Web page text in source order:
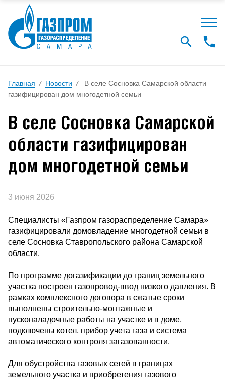
Главная / Новости /
В селе Сосновка Самарской области
газифицирован дом многодетной семьи
В селе Сосновка Самарской
области газифицирован
дом многодетной семьи
3 июня 2026
Специалисты «Газпром газораспределение Самара»
газифицировали домовладение многодетной семьи в
селе Сосновка Ставропольского района Самарской
области.
По программе догазификации до границ земельного
участка построен газопровод-ввод низкого давления. В
рамках комплексного договора в сжатые сроки
выполнены строительно-монтажные и
пусконаладочные работы на участке и в доме,
подключены котел, прибор учета газа и система
автоматического контроля загазованности.
Для обустройства газовых сетей в границах
земельного участка и приобретения газового